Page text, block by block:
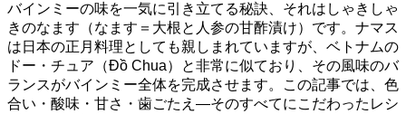
バインミーの味を一気に引き立てる秘訣、それはしゃきしゃ
きのなます（なます＝大根と人参の甘酢漬け）です。ナマス
は日本の正月料理としても親しまれていますが、ベトナムの
ドー・チュア（Đồ Chua）と非常に似ており、その風味のバ
ランスがバインミー全体を完成させます。この記事では、色
合い・酸味・甘さ・歯ごたえ—そのすべてにこだわったレシ